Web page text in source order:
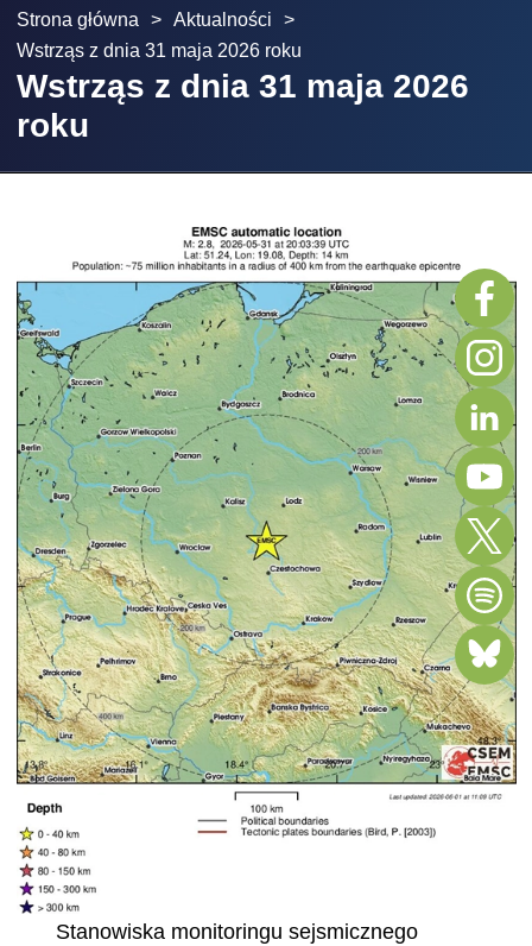
Strona główna > Aktualności
>
Wstrząs z dnia 31 maja 2026 roku
Wstrząs z dnia 31 maja 2026
roku
Stanowiska monitoringu sejsmicznego